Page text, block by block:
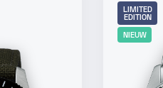
LIMITED
EDITION
NIEUW